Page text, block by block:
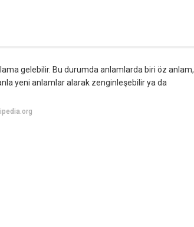
gelebilir. Bu durumda anlamlarda biri öz anlam,
yeni anlamlar alarak zenginleşebilir ya da